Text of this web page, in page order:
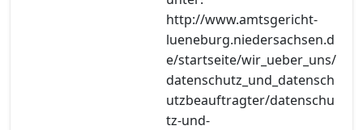
http://www.amtsgericht-
lueneburg.niedersachsen.d
e/startseite/wir_ueber_uns/
datenschutz_und_datensch
utzbeauftragter/datenschu
tz-und-